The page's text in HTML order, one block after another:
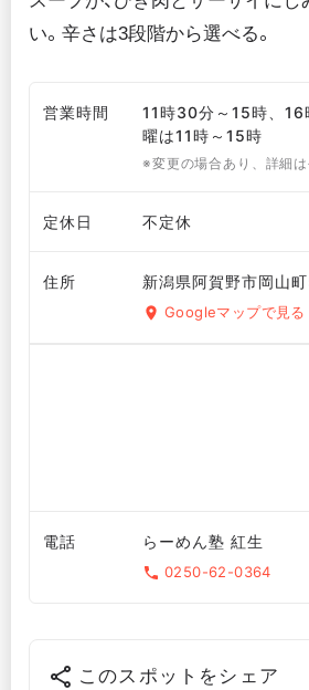
い。辛さは3段階から選べる。
営業時間
11時30分～15時、
曜は11時～15時
※変更の場合あり、詳細
定休日 不定休
住所 新潟県阿賀野市岡山
Googleマップで見る
電話 らーめん塾 紅生
0250-62-0364
このスポットをシェア